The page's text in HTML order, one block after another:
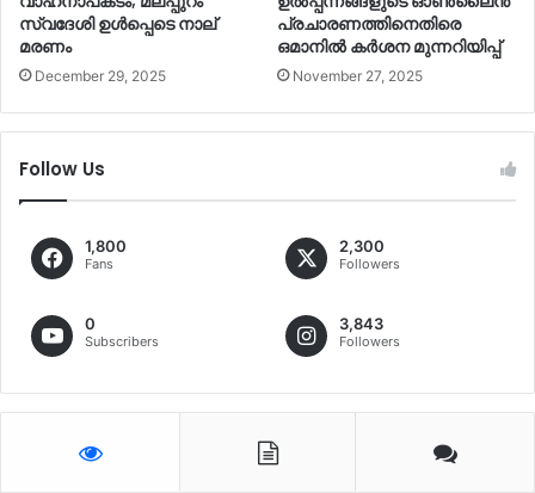
സ്വദേശി ഉള്‍പ്പെടെ നാല്
മരണം
December 29, 2025
പ്രചാരണത്തിനെതിരെ
ഒമാനില്‍ കര്‍ശന മുന്നറിയിപ്പ്
November 27, 2025
Follow Us
1,800
Fans
2,300
Followers
0
Subscribers
3,843
Followers